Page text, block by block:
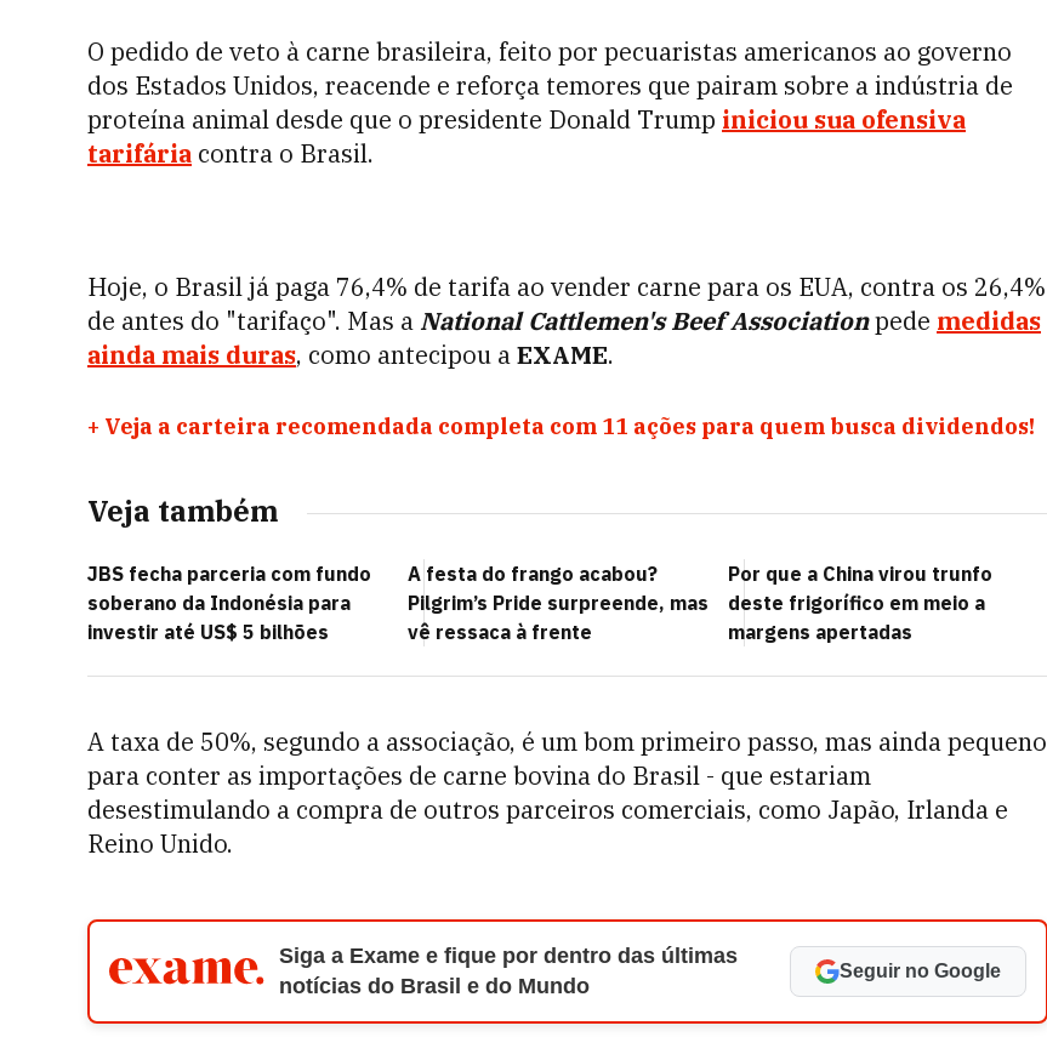
O pedido de veto à carne brasileira, feito por pecuaristas americanos ao governo
dos Estados Unidos, reacende e reforça temores que pairam sobre a indústria de
proteína animal desde que o presidente Donald Trump iniciou sua ofensiva
tarifária contra o Brasil.
Hoje, o Brasil já paga 76,4% de tarifa ao vender carne para os EUA, contra os 26,4%
de antes do "tarifaço". Mas a National Cattlemen's Beef Associationpede medidas
ainda mais duras, como antecipou aEXAME.
+ Veja a carteira recomendada completa com 11 ações para quem busca dividendos!
Veja também
JBS fecha parceria com fundo
soberano da Indonésia para
investir até US$ 5 bilhões
A festa do frango acabou?
Pilgrim’s Pride surpreende, mas
vê ressaca à frente
Por que a China virou trunfo
deste frigorífico em meio a
margens apertadas
A taxa de 50%, segundo a associação, é um bom primeiro passo, mas ainda pequeno
para conter as importações de carne bovina do Brasil - que estariam
desestimulando a compra de outros parceiros comerciais, como Japão, Irlanda e
Reino Unido.
Siga a Exame e fique por dentro das últimas
notícias do Brasil e do Mundo
Seguir no Google